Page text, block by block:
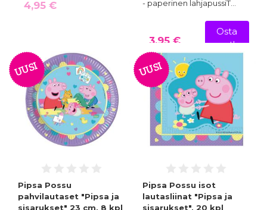
4,95 € - paperinen lahjapussiT…
3,95 €
Osta
nyt!
UUSI
Pipsa Possu
pahvilautaset "Pipsa ja
sisarukset" 23 cm, 8 kpl
UUSI
Pipsa Possu isot
lautasliinat "Pipsa ja
sisarukset", 20 kpl